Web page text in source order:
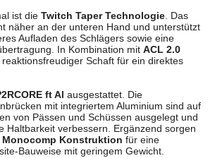
ist die Twitch Taper Technologie. Das
näher an der unteren Hand und unterstützt
Aufladen des Schlägers sowie eine
In Kombination mit ACL 2.0
Schaft für ein direktes
ft Al ausgestattet. Die
mit integriertem Aluminium sind auf
von Pässen und Schüssen ausgelegt und
Haltbarkeit verbessern. Ergänzend sorgen
Monocomp Konstruktion für eine
Bauweise mit geringem Gewicht.